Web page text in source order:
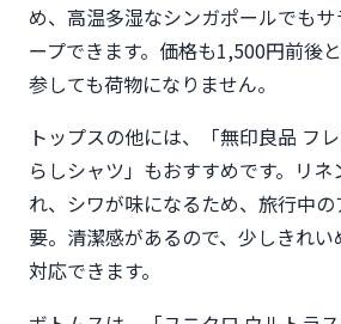
め、高温多湿なシンガポールでも
ープできます。価格も1,500円前後
参しても荷物になりません。
トップスの他には、「無印良品 フ
らしシャツ」もおすすめです。リ
れ、シワが味になるため、旅行中
要。清潔感があるので、少しきれ
対応できます。